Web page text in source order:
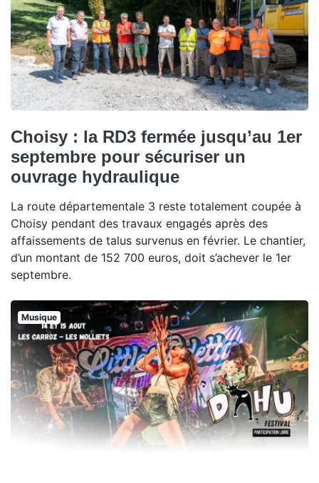
Choisy : la RD3 fermée jusqu’au 1er
septembre pour sécuriser un
ouvrage hydraulique
La route départementale 3 reste totalement coupée à
Choisy pendant des travaux engagés après des
affaissements de talus survenus en février. Le chantier,
d’un montant de 152 700 euros, doit s’achever le 1er
septembre.
Musique